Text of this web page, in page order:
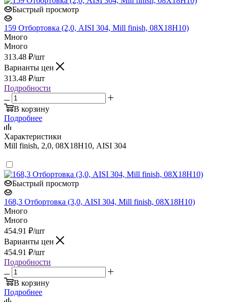
Быстрый просмотр
159 Отбортовка (2,0, AISI 304, Mill finish, 08Х18Н10)
Много
Много
313.48 ₽/шт
Варианты цен
313.48 ₽/шт
Подробности
В корзину
Подробнее
Характеристики
Mill finish, 2,0, 08Х18Н10, AISI 304
Быстрый просмотр
168,3 Отбортовка (3,0, AISI 304, Mill finish, 08Х18Н10)
Много
Много
454.91 ₽/шт
Варианты цен
454.91 ₽/шт
Подробности
В корзину
Подробнее